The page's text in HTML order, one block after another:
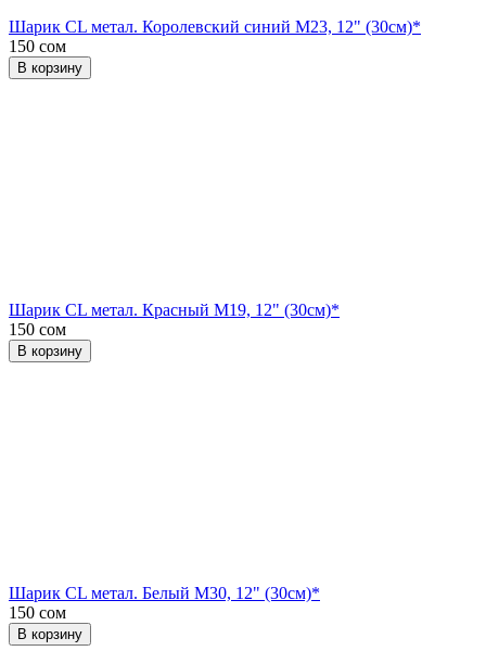
Шарик CL метал. Королевский синий М23, 12" (30см)*
150 сом
В корзину
Шарик CL метал. Красный М19, 12" (30см)*
150 сом
В корзину
Шарик CL метал. Белый М30, 12" (30см)*
150 сом
В корзину